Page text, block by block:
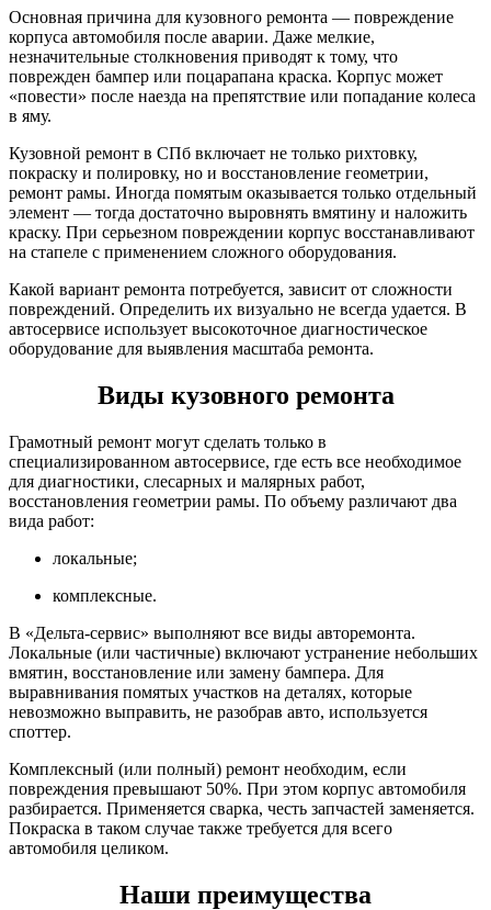
Основная причина для кузовного ремонта — повреждение
корпуса автомобиля после аварии. Даже мелкие,
незначительные столкновения приводят к тому, что
поврежден бампер или поцарапана краска. Корпус может
«повести» после наезда на препятствие или попадание колеса
в яму.
Кузовной ремонт в СПб включает не только рихтовку,
покраску и полировку, но и восстановление геометрии,
ремонт рамы. Иногда помятым оказывается только отдельный
элемент — тогда достаточно выровнять вмятину и наложить
краску. При серьезном повреждении корпус восстанавливают
на стапеле с применением сложного оборудования.
Какой вариант ремонта потребуется, зависит от сложности
повреждений. Определить их визуально не всегда удается. В
автосервисе использует высокоточное диагностическое
оборудование для выявления масштаба ремонта.
Виды кузовного ремонта
Грамотный ремонт могут сделать только в
специализированном автосервисе, где есть все необходимое
для диагностики, слесарных и малярных работ,
восстановления геометрии рамы. По объему различают два
вида работ:
локальные;
комплексные.
В «Дельта-сервис» выполняют все виды авторемонта.
Локальные (или частичные) включают устранение небольших
вмятин, восстановление или замену бампера. Для
выравнивания помятых участков на деталях, которые
невозможно выправить, не разобрав авто, используется
споттер.
Комплексный (или полный) ремонт необходим, если
повреждения превышают 50%. При этом корпус автомобиля
разбирается. Применяется сварка, честь запчастей заменяется.
Покраска в таком случае также требуется для всего
автомобиля целиком.
Наши преимущества